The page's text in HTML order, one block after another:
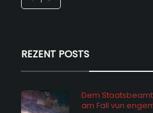
REZENT POSTS
Dem
am Fall vun